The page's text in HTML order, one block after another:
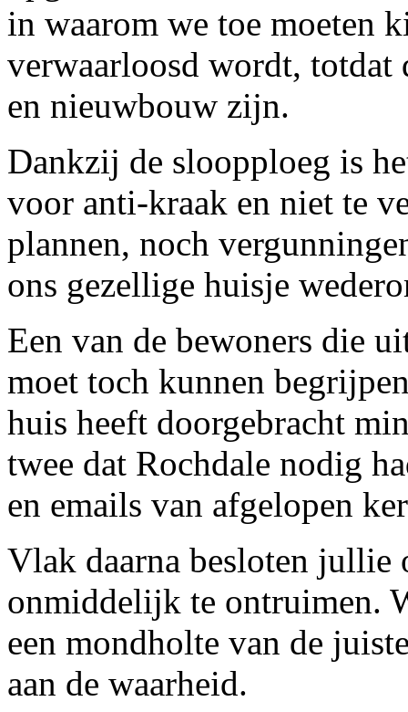
in waarom we toe moeten
verwaarloosd wordt, totdat
en nieuwbouw zijn.
Dankzij de sloopploeg is
voor anti-kraak en niet te
plannen, noch
ons gezellige huisje
Een van de bewoners die
moet toch kunnen
huis heeft doorgebracht
twee dat Rochdale nodig
en emails van afgelopen
Vlak daarna besloten
onmiddelijk te ontruimen.
een mondholte van de
aan de waarheid.